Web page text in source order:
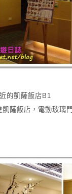
的凱薩飯店B1
薩飯店，電動玻璃